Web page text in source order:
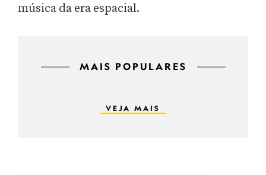
música da era espacial.
MAIS POPULARES
VEJA MAIS